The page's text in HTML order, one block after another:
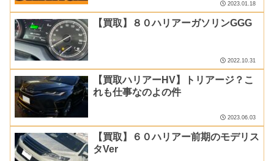
2023.01.18
【買取】８０ハリアーガソリンGGG
2022.10.31
【買取ハリアーHV】トリアージ？こ
れも仕事なのよの件
2023.06.03
【買取】６０ハリアー前期のモデリス
タVer